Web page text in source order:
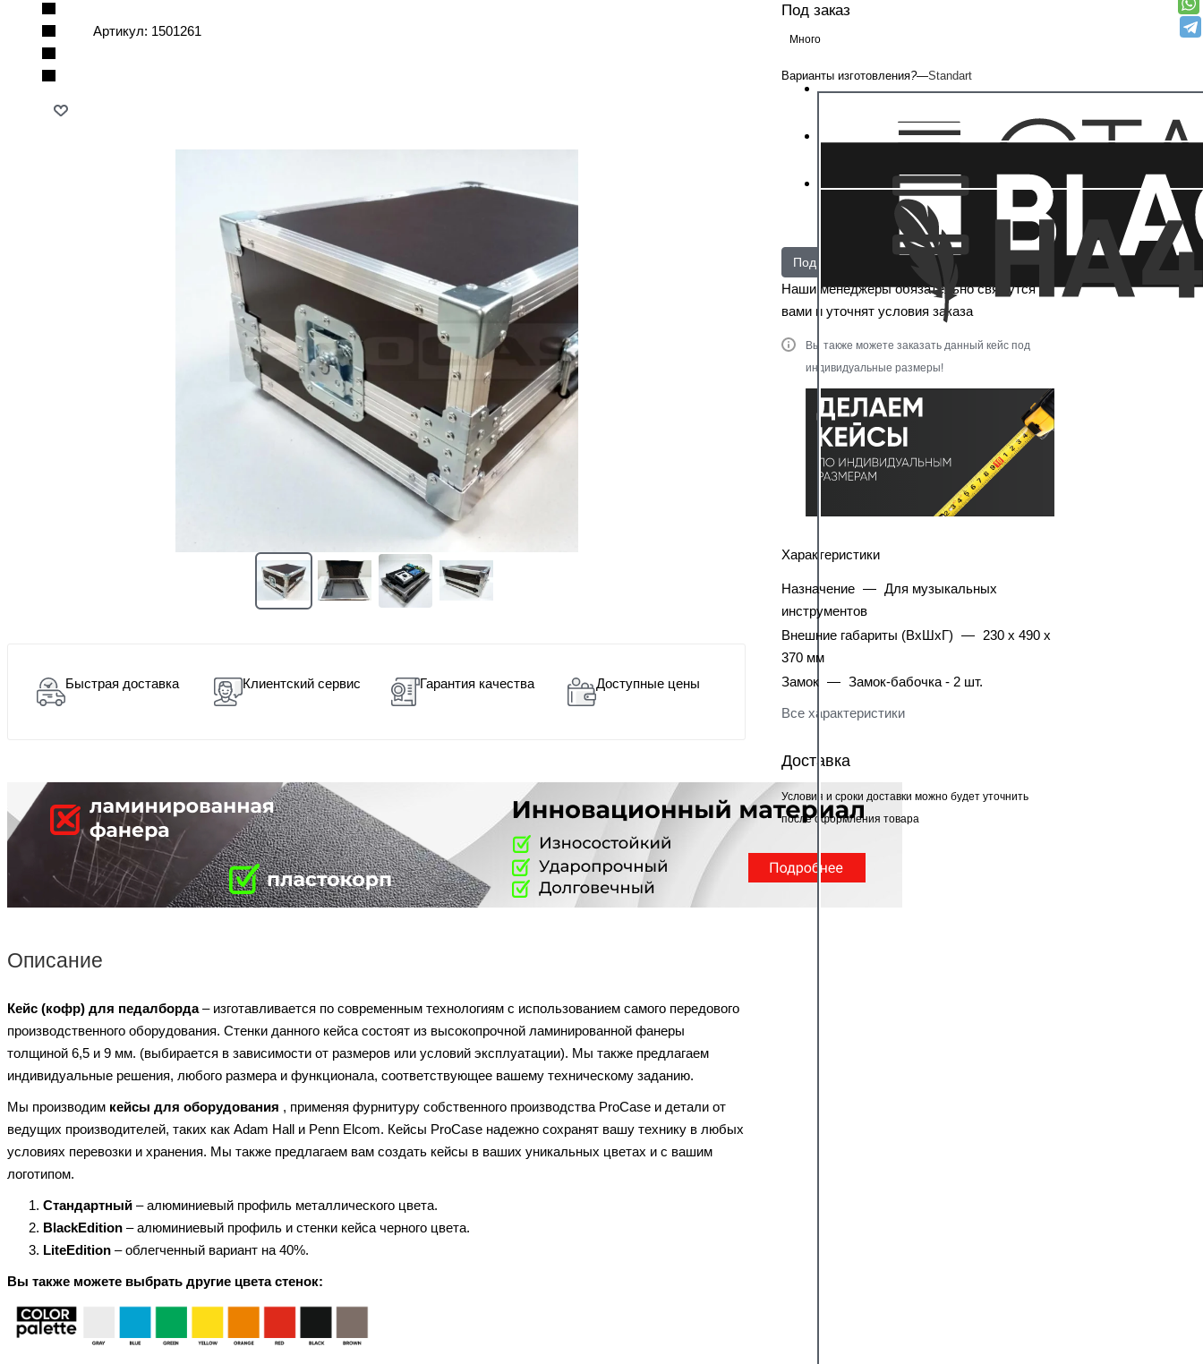
Артикул: 1501261
Быстрая доставка Клиентский сервис Гарантия качества Доступные цены
Описание
Кейс (кофр) для педалборда– изготавливается по современным технологиям с использованием самого передового
производственного оборудования. Стенки данного кейса состоят из высокопрочной ламинированной фанеры
толщиной 6,5 и 9 мм. (выбирается в зависимости от размеров или условий эксплуатации). Мы также предлагаем
индивидуальные решения, любого размера и функционала, соответствующее вашему техническому заданию.
Мы производим кейсы для оборудования , применяя фурнитуру собственного производства ProCase и детали от
ведущих производителей, таких как Adam Hall и Penn Elcom. Кейсы ProCase надежно сохранят вашу технику в любых
условиях перевозки и хранения. Мы также предлагаем вам создать кейсы в ваших уникальных цветах и с вашим
логотипом.
Стандартный – алюминиевый профиль металлического цвета.
BlackEdition – алюминиевый профиль и стенки кейса черного цвета.
LiteEdition – облегченный вариант на 40%.
Вы также можете выбрать другие цвета стенок:
Под заказ
Много
Варианты изготовления?—Standart
Под заказ
Наши менеджеры обязательно свяжутся с
вами и уточнят условия заказа
Вы также можете заказать данный кейс под
индивидуальные размеры!
Характеристики
Назначение — Для музыкальных
инструментов
Внешние габариты (ВхШхГ) — 230 х 490 х
370 мм
Замок — Замок-бабочка - 2 шт.
Все характеристики
Доставка
Условия и сроки доставки можно будет уточнить
после оформления товара